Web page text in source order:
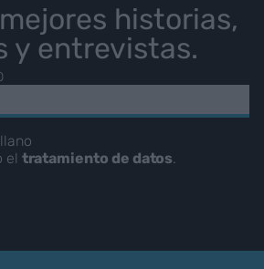
historias,
y entrevistas.
el tratamiento de datos.